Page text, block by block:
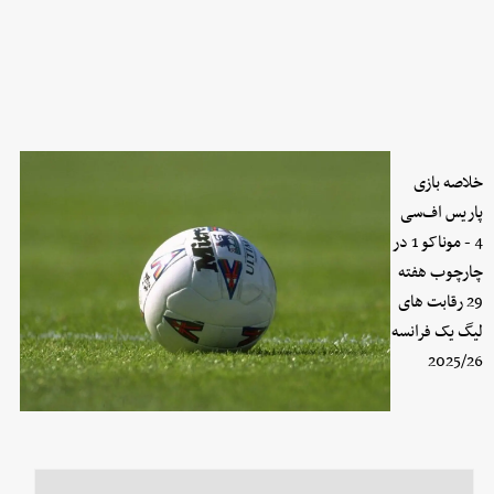
خلاصه بازی
پاریس اف‌سی
4 - موناکو 1 در
چارچوب هفته
29 رقابت های
لیگ یک فرانسه
2025/26